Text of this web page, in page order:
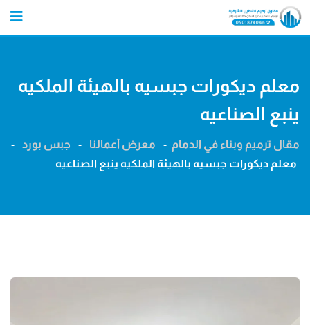
Skip
معلم ديكورات جبسيه بالهيئة الملكيه
ينبع الصناعيه
مقال ترميم وبناء في الدمام - معرض أعمالنا - جبس بورد
-
معلم ديكورات جبسيه بالهيئة الملكيه ينبع الصناعيه